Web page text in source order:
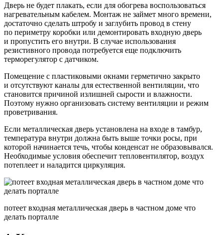
Дверь не будет плакать, если для обогрева воспользоваться
нагревательным кабелем. Монтаж не займет много времени,
достаточно сделать штробу и заглубить провод в стену
по периметру коробки или демонтировать входную дверь
и пропустить его внутри. В случае использования
резистивного провода потребуется еще подключить
терморегулятор с датчиком.
Помещение с пластиковыми окнами герметично закрыто
и отсутствуют каналы для естественной вентиляции, что
становится причиной излишней сырости и влажности.
Поэтому нужно организовать систему вентиляции и режим
проветривания.
Если металлическая дверь установлена на входе в тамбур,
температура внутри должна быть выше точки росы, при
которой начинается течь, чтобы конденсат не образовывался.
Необходимые условия обеспечит тепловентилятор, воздух
потеплеет и наладится циркуляция.
потеет входная металлическая дверь в частном доме что
делать порталле